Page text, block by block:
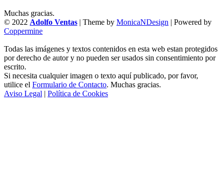
Muchas gracias.
© 2022 Adolfo Ventas | Theme by MonicaNDesign | Powered by
Coppermine
Todas las imágenes y textos contenidos en esta web estan protegidos
por derecho de autor y no pueden ser usados sin consentimiento por
escrito.
Si necesita cualquier imagen o texto aquí publicado, por favor,
utilice el Formulario de Contacto. Muchas gracias.
Aviso Legal | Política de Cookies